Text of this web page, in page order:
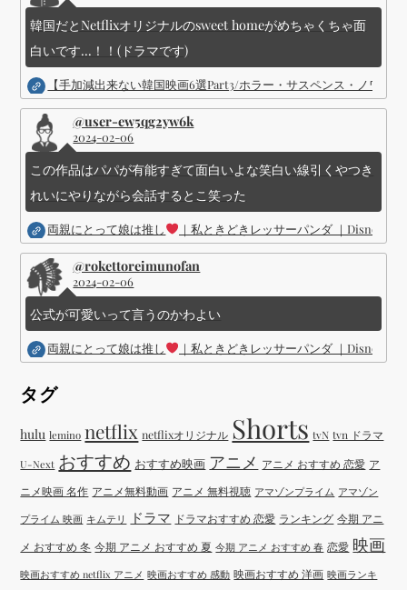
韓国だとNetflixオリジナルのsweet homeがめちゃくちゃ面
白いです...！！(ドラマです)
【手加減出来ない韓国映画6選Part3/ホラー・サスペンス・ノワー
@user-ew5qg2yw6k
2024-02-06
この作品はパパが有能すぎて面白いよな笑白い線引くやつき
れいにやりながら会話するとこ笑った
両親にとって娘は推し ｜私ときどきレッサーパンダ ｜Disney (
@rokettoreimunofan
2024-02-06
公式が可愛いって言うのかわよい
両親にとって娘は推し ｜私ときどきレッサーパンダ ｜Disney (
タグ
hulu lemino netflix netflixオリジナル Shorts tvN tvn ドラマ
U-Next おすすめ おすすめ映画 アニメ アニメ おすすめ 恋愛 ア
ニメ映画 名作 アニメ無料動画 アニメ 無料視聴 アマゾンプライム アマゾン
プライム 映画 キムテリ ドラマ ドラマおすすめ 恋愛 ランキング 今期 アニ
メ おすすめ 冬 今期 アニメ おすすめ 夏 今期 アニメ おすすめ 春 恋愛 映画
映画おすすめ netflix アニメ 映画おすすめ 感動 映画おすすめ 洋画 映画ランキ